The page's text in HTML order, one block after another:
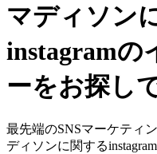
マディソン
instagramの
ーをお探し
最先端のSNSマーケティ
ディソンに関する